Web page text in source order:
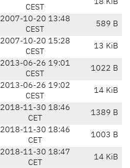
CEST
18 KiB
2007-10-20 13:48
CEST
589 B
2007-10-20 15:28
CEST
13 KiB
2013-06-26 19:01
CEST
1022 B
2013-06-26 19:02
CEST
14 KiB
2018-11-30 18:46
CET
1389 B
2018-11-30 18:46
CET
1003 B
2018-11-30 18:47
CET
14 KiB